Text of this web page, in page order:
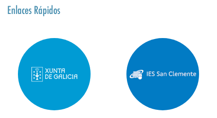
Enlaces Rápidos